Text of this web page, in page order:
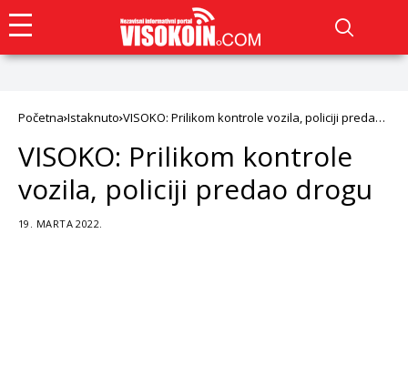
Početna Istaknuto VISOKO: Prilikom kontrole vozila, policiji predao
VISOKO: Prilikom kontrole
vozila, policiji predao drogu
19. MARTA 2022.